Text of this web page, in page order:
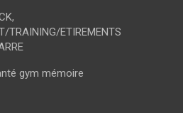
TRAINING/ETIREMENTS
gym mémoire